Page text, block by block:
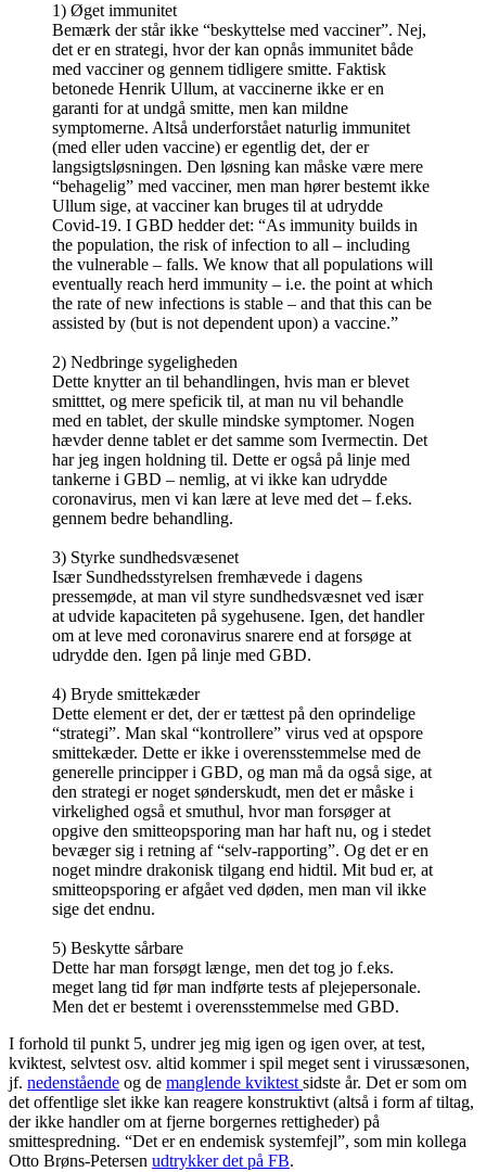
1) Øget immunitet
Bemærk der står ikke “beskyttelse med vacciner”. Nej,
det er en strategi, hvor der kan opnås immunitet både
med vacciner og gennem tidligere smitte. Faktisk
betonede Henrik Ullum, at vaccinerne ikke er en
garanti for at undgå smitte, men kan mildne
symptomerne. Altså underforstået naturlig immunitet
(med eller uden vaccine) er egentlig det, der er
langsigtsløsningen. Den løsning kan måske være mere
“behagelig” med vacciner, men man hører bestemt ikke
Ullum sige, at vacciner kan bruges til at udrydde
Covid-19. I GBD hedder det: “As immunity builds in
the population, the risk of infection to all – including
the vulnerable – falls. We know that all populations will
eventually reach herd immunity – i.e. the point at which
the rate of new infections is stable – and that this can be
assisted by (but is not dependent upon) a vaccine.”
2) Nedbringe sygeligheden
Dette knytter an til behandlingen, hvis man er blevet
smitttet, og mere speficik til, at man nu vil behandle
med en tablet, der skulle mindske symptomer. Nogen
hævder denne tablet er det samme som Ivermectin. Det
har jeg ingen holdning til. Dette er også på linje med
tankerne i GBD – nemlig, at vi ikke kan udrydde
coronavirus, men vi kan lære at leve med det – f.eks.
gennem bedre behandling.
3) Styrke sundhedsvæsenet
Især Sundhedsstyrelsen fremhævede i dagens
pressemøde, at man vil styre sundhedsvæsnet ved især
at udvide kapaciteten på sygehusene. Igen, det handler
om at leve med coronavirus snarere end at forsøge at
udrydde den. Igen på linje med GBD.
4) Bryde smittekæder
Dette element er det, der er tættest på den oprindelige
“strategi”. Man skal “kontrollere” virus ved at opspore
smittekæder. Dette er ikke i overensstemmelse med de
generelle principper i GBD, og man må da også sige, at
den strategi er noget sønderskudt, men det er måske i
virkelighed også et smuthul, hvor man forsøger at
opgive den smitteopsporing man har haft nu, og i stedet
bevæger sig i retning af “selv-rapporting”. Og det er en
noget mindre drakonisk tilgang end hidtil. Mit bud er, at
smitteopsporing er afgået ved døden, men man vil ikke
sige det endnu.
5) Beskytte sårbare
Dette har man forsøgt længe, men det tog jo f.eks.
meget lang tid før man indførte tests af plejepersonale.
Men det er bestemt i overensstemmelse med GBD.
I forhold til punkt 5, undrer jeg mig igen og igen over, at test,
kviktest, selvtest osv. altid kommer i spil meget sent i virussæsonen,
jf. nedenstående og de manglende kviktest sidste år. Det er som om
det offentlige slet ikke kan reagere konstruktivt (altså i form af tiltag,
der ikke handler om at fjerne borgernes rettigheder) på
smittespredning. “Det er en endemisk systemfejl”, som min kollega
Otto Brøns-Petersen udtrykker det på FB.